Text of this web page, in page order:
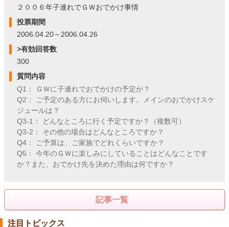
２００６年子連れでＧＷおでかけ事情
投票期間
2006.04.20～2006.04.26
>有効回答数
300
質問内容
Q1： ＧＷに子連れでおでかけの予定が？
Q2： ご予定のある方にお伺いします。メインのおでかけスケ
ジュールは？
Q3-1： どんなところに行く予定ですか？（複数可）
Q3-2： その他の場合はどんなところですか？
Q4： ご予算は、ご家族でどれくらいですか？
Q5： 今年のＧＷに楽しみにしていることはどんなことです
か？また、おでかけ先を決めた理由は何ですか？
記事一覧
注目トピックス